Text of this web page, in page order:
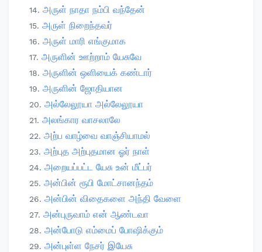
அருள் நாதா நம்பி வந்தேன்
அருள் நிறைந்தவர்
அருள் மாரி எங்குமாக
அருளின் ஊற்றாம் யேசுவே
அருளின் ஒளியைக் கண்டார்
அருளின் ஜோதியான
அல்லேலூயா அல்லேலூயா
அலங்கார வாசலாலே
அற்ப வாழ்வை வாஞ்சியாமல்
அற்புத அற்புதமான ஓர் நாள்
அறையப்பட்ட யேசு உன் மீட்பர்
அன்பின் ரூபி மோட்சானந்தம்
அன்பின் விதைகளை அந்தி வேளை
அன்புருவாம் என் ஆண்டவா
அன்போடு எம்மைப் போஷிக்கும்
அன்புள்ள நேசர் இயேசு